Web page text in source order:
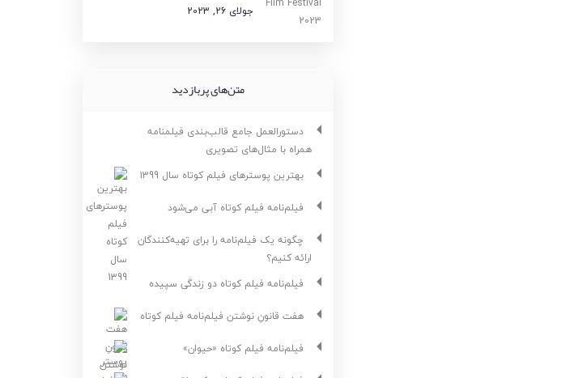
جولای 26, 2023
متن‌های پربازدید
دستورالعمل جامع قالب‌بندی فیلمنامه
همراه با مثال‌های تصویری
بهترین پوسترهای فیلم کوتاه سال 1399
فیلم‌نامه فیلم کوتاه آبی می‌شود
چگونه یک فیلم‌نامه را برای تهیه‌کنندگان
ارائه کنیم؟
فیلم‌نامه فیلم کوتاه دو زندگی سپیده
هفت قانونِ نوشتن فیلم‌نامه فیلم کوتاه
فیلم‌نامه فیلم کوتاه «حیوان»